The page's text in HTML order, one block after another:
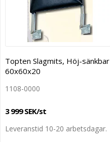
Topten Slagmits, Höj-sänkbar
60x60x20
1108-0000
3 999 SEK/st
Leveranstid 10-20 arbetsdagar.